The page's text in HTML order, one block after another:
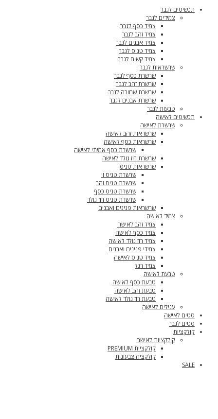
תכשיטים לגבר
צמידים לגבר
צמיד כסף לגבר
צמיד זהב לגבר
צמיד אבנים לגבר
צמיד טניס לגבר
צמיד קשיח לגבר
שרשראות לגבר
שרשרת כסף לגבר
שרשרת זהב לגבר
שרשרת שחורה לגבר
שרשרת אבנים לגבר
טבעות לגבר
תכשיטים לאישה
שרשרת לאישה
שרשראות זהב לאישה
שרשראות כסף לאישה
שרשרת כסף אמיתי לאישה
שרשרת רוז גולד לאישה
שרשראות טניס
שרשרת טניס וי
שרשרת טניס זהב
שרשרת טניס כסף
שרשרת טניס רוז גולד
שרשראות פנינים ואבנים
צמיד לאישה
צמיד זהב לאישה
צמיד כסף לאישה
צמיד רוז גולד לאישה
צמידי פנינים ואבנים
צמיד טניס לאישה
צמיד רגל
טבעת לאישה
טבעת כסף לאישה
טבעת זהב לאישה
טבעת רוז גולד לאישה
עגילים לאישה
סטים לאישה
סטים לגבר
קולקציות
קולקציות לאישה
קולקציית PREMIUM
קולקציה צבעונית
SALE